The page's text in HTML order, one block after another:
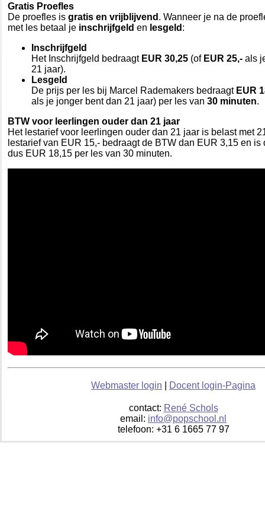
Gratis Proefles
De proefles is gratis en vrijblijvend . Wanneer je na de
met les betaal je inschrijfgeld en lesgeld :
Inschrijfgeld
Het Inschrijfgeld bedraagt EUR 30,25 (of EUR 25,- als
21 jaar).
Lesgeld
De prijs per les bij Marcel Rademakers bedraagt EUR
als je jonger bent dan 21 jaar) per les van 30 minuten.
BTW voor leerlingen ouder dan 21 jaar
Het lestarief voor leerlingen ouder dan 21 jaar is belast met
lestarief van EUR 15,- bedraagt de BTW dan EUR 3,15 en is
dus EUR 18,15 per les van 30 minuten.
Webmaster login Docent login-Pagina
contact: René Schols
email: info@popschool.nl
telefoon: +31 6 1665 77 97